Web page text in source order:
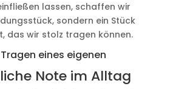
lassen, schaffen wir
sondern ein Stück
das wir stolz tragen können.
eines eigenen
Note im Alltag